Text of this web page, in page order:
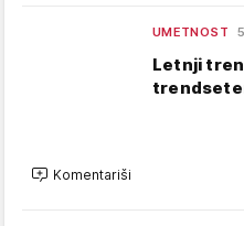
UMETNOST
Letnji
Komentariši